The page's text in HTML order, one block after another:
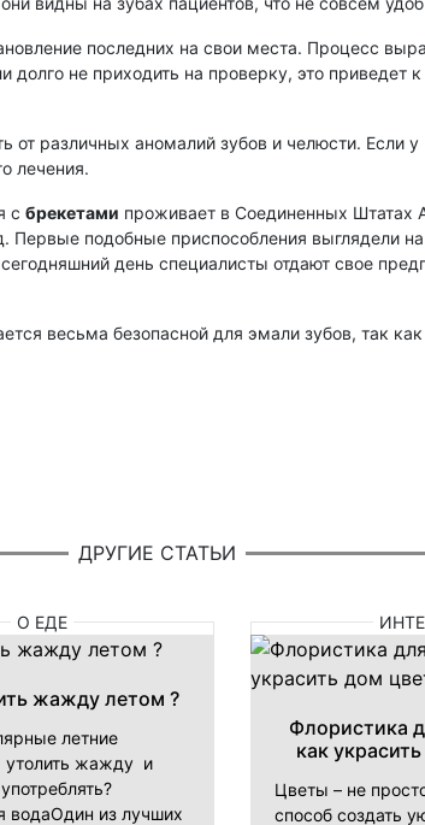
последних на свои места. Процесс
не приходить на проверку, это приведет
различных аномалий зубов и челюсти. Если
лечения.
с брекетами проживает в Соединенных Штатах
Первые подобные приспособления выглядели
день специалисты отдают свое
весьма безопасной для эмали зубов, так
ДРУГИЕ СТАТЬИ
О ЕДЕ
жажду летом ?
летние
утолить жажду и
водаОдин из лучших
Флористика
как
Цветы – не
способ создать